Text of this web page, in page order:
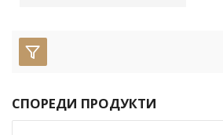
СПОРЕДИ ПРОДУКТИ